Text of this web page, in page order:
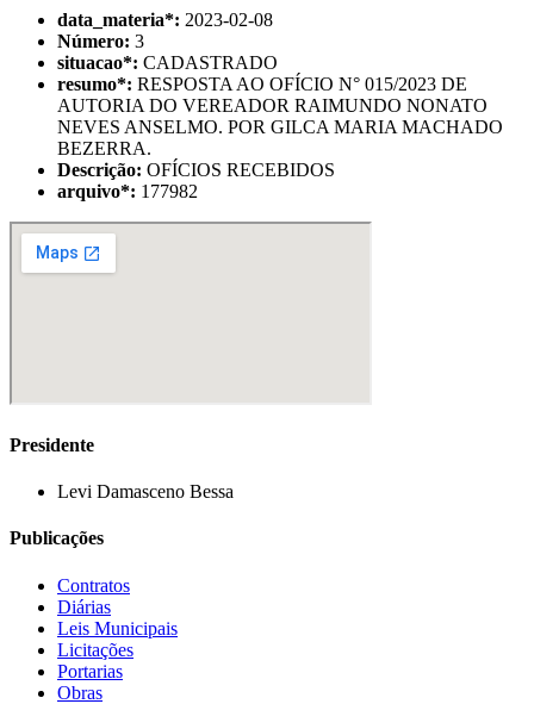
data_materia*: 2023-02-08
Número: 3
situacao*: CADASTRADO
resumo*: RESPOSTA AO OFÍCIO N° 015/2023 DE
AUTORIA DO VEREADOR RAIMUNDO NONATO
NEVES ANSELMO. POR GILCA MARIA MACHADO
BEZERRA.
Descrição: OFÍCIOS RECEBIDOS
arquivo*: 177982
Presidente
Levi Damasceno Bessa
Publicações
Contratos
Diárias
Leis Municipais
Licitações
Portarias
Obras